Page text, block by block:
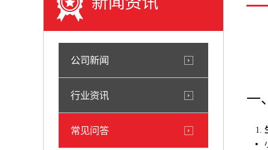
公司新闻
行业资讯
常见问答
一